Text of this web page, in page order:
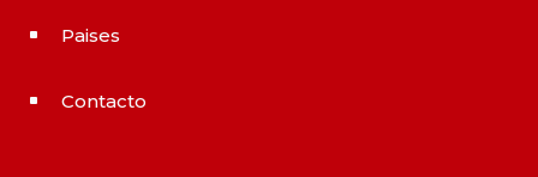
^ Paises
^ Contacto